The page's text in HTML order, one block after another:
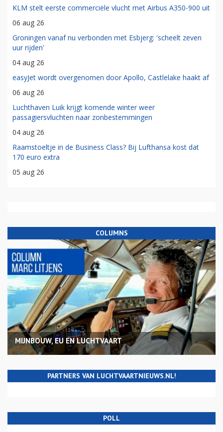
KLM stelt eerste commerciële vlucht met Airbus A350-900 uit
06 aug 26
Groningen vanaf nu verbonden met Esbjerg: 'scheelt zeven
uur rijden'
04 aug 26
easyJet wordt overgenomen door Apollo, Castlelake haakt af
06 aug 26
Luchthaven Luik krijgt komende winter weer
passagiersvluchten naar zonbestemmingen
04 aug 26
Raamstoeltje in de Business Class? Bij Lufthansa kost dat
170 euro extra
05 aug 26
COLUMNS
MIJNBOUW, EU EN LUCHTVAART
PARTNERS VAN LUCHTVAARTNIEUWS.NL!
POLL